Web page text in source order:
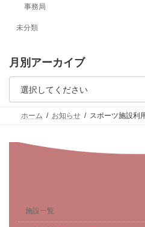
事務局
未分類
月別アーカイブ
ホーム お知らせ スポーツ施設利
施設一覧